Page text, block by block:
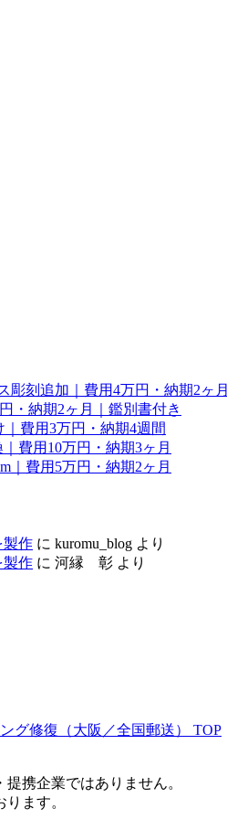
彫刻追加｜費用4万円・納期2ヶ月
・納期2ヶ月｜鑑別書付き
費用3万円・納期4週間
費用10万円・納期3ヶ月
｜費用5万円・納期2ヶ月
製作 に kuromu_blog より
製作 に 河縁 彰 より
グ修復（大阪／全国郵送）
TOP
携企業ではありません。
ます。